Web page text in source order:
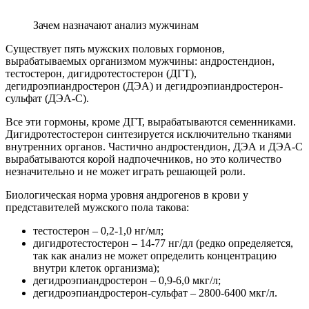
Зачем назначают анализ мужчинам
Существует пять мужских половых гормонов,
вырабатываемых организмом мужчины: андростендион,
тестостерон, дигидротестостерон (ДГТ),
дегидроэпиандростерон (ДЭА) и дегидроэпиандростерон-
сульфат (ДЭА-С).
Все эти гормоны, кроме ДГТ, вырабатываются семенниками.
Дигидротестостерон синтезируется исключительно тканями
внутренних органов. Частично андростендион, ДЭА и ДЭА-С
вырабатываются корой надпочечников, но это количество
незначительно и не может играть решающей роли.
Биологическая норма уровня андрогенов в крови у
представителей мужского пола такова:
тестостерон – 0,2-1,0 нг/мл;
дигидротестостерон – 14-77 нг/дл (редко определяется,
так как анализ не может определить концентрацию
внутри клеток организма);
дегидроэпиандростерон – 0,9-6,0 мкг/л;
дегидроэпиандростерон-сульфат – 2800-6400 мкг/л.